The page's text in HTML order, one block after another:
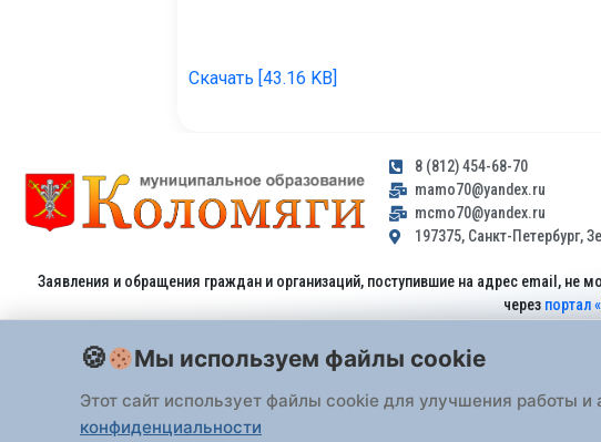
Скачать [43.16 KB]
8 (812) 454-68-70
mamo70@yandex.ru
mcmo70@yandex.ru
197375, Санкт-Петербург,
Заявления и обращения граждан и организаций, поступившие на адрес email, не
через портал
Мы используем файлы cookie
Этот сайт использует файлы cookie для улучшения работы и
конфиденциальности